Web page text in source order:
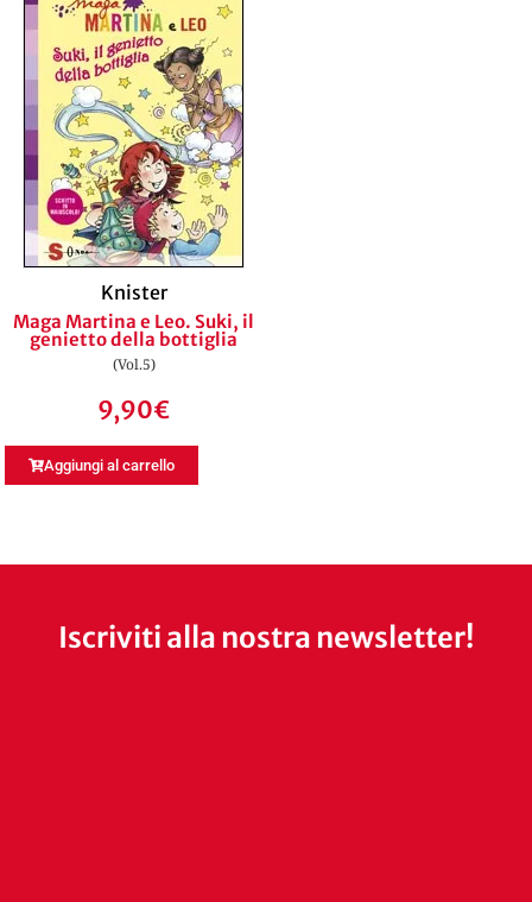
Knister
Maga Martina e Leo. Suki, il
genietto della bottiglia
(Vol.5)
9,90€
Aggiungi al carrello
Iscriviti alla nostra newsletter!